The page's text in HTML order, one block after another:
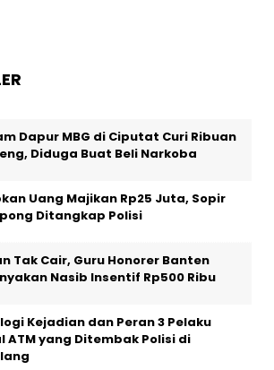
Dapur MBG di Ciputat Curi Ribuan
Diduga Buat Beli Narkoba
Uang Majikan Rp25 Juta, Sopir
Ditangkap Polisi
Tak Cair, Guru Honorer Banten
Nasib Insentif Rp500 Ribu
Kejadian dan Peran 3 Pelaku
ATM yang Ditembak Polisi di